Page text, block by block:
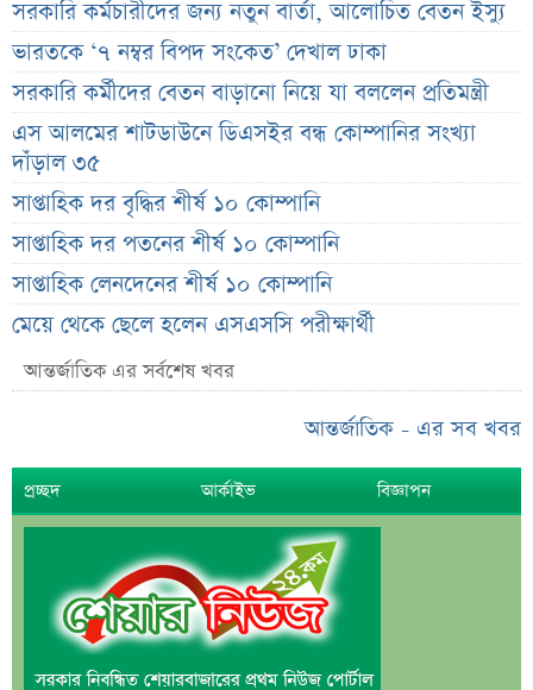
সরকারি কর্মচারীদের জন্য নতুন বার্তা, আলোচিত বেতন ইস্যু
ভারতকে ‘৭ নম্বর বিপদ সংকেত’ দেখাল ঢাকা
সরকারি কর্মীদের বেতন বাড়ানো নিয়ে যা বললেন প্রতিমন্ত্রী
এস আলমের শাটডাউনে ডিএসইর বন্ধ কোম্পানির সংখ্যা
দাঁড়াল ৩৫
সাপ্তাহিক দর বৃদ্ধির শীর্ষ ১০ কোম্পানি
সাপ্তাহিক দর পতনের শীর্ষ ১০ কোম্পানি
সাপ্তাহিক লেনদেনের শীর্ষ ১০ কোম্পানি
মেয়ে থেকে ছেলে হলেন এসএসসি পরীক্ষার্থী
বিয়ের আগেই গর্ভবতী, মেয়েকে নদীতে ডুবিয়ে হত্যা বাবার
তাপমাত্রা নিয়ে নতুন পূর্বাভাস দিল আবহাওয়া অফিস
সহপাঠীদের ব্যক্তিগত ছবি বিদেশে পাঠানোর অভিযোগে উত্তাল
ইবি
ড. ইউনূস বনাম তারেক রহমান—তুলনায় যা বললেন কাদের
সিদ্দিকী
বাজুসের নতুন ঘোষণা, রেকর্ড দামে সোনা বিক্রি শুরু
আইনি নোটিশ পাঠালেন আসিফ মাহমুদ, ৭ দিনের
আন্তর্জাতিক এর সর্বশেষ খবর
আন্তর্জাতিক - এর সব খবর
প্রচ্ছদ আর্কাইভ বিজ্ঞাপন